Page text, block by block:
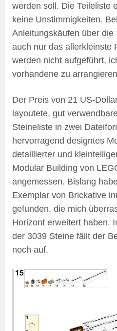
werden soll. Die Teileliste
keine Unstimmigkeiten.
Anleitungskäufen über
auch nur das allerkleinste
werden nicht aufgeführt,
vorhandene zu
Der Preis von 21 US-
layoutete, gut
Steineliste in zwei
hervorragend designtes
detaillierter und
Modular Building von
angemessen. Bislang
Exemplar von Brickative
gefunden, die mich
Horizont erweitert haben.
der 3039 Steine fällt der
noch auf.